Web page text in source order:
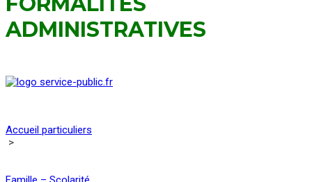
ADMINISTRATIVES
Accueil particuliers
>